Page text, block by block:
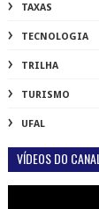
TAXAS
TECNOLOGIA
TRILHA
TURISMO
UFAL
VÍDEOS DO